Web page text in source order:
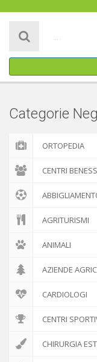
ATTIVITÀ
IL PROGETTO
Categorie
ORTOPEDIA
CENTRI
AGRITURISMI
ANIMALI
AZIENDE
CARDIOLOGI
CENTRI
CHIRURGIA